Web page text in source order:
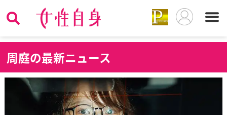
周庭の最新ニュース